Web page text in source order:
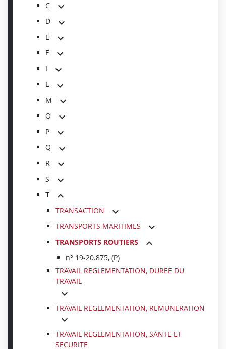
C
D
E
F
I
L
M
O
P
Q
R
S
T
TRANSACTION
TRANSPORTS MARITIMES
TRANSPORTS ROUTIERS
n° 19-20.875, (P)
TRAVAIL REGLEMENTATION, DUREE DU
TRAVAIL
TRAVAIL REGLEMENTATION, REMUNERATION
TRAVAIL REGLEMENTATION, SANTE ET
SECURITE